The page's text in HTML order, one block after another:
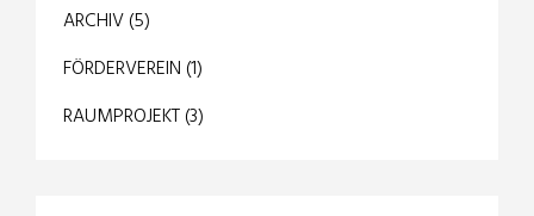
ARCHIV(5)
FÖRDERVEREIN (1)
RAUMPROJEKT(3)